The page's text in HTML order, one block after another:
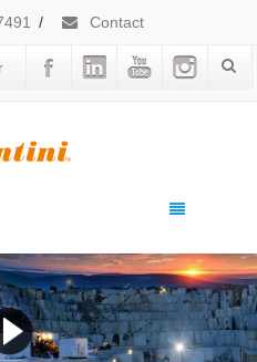
/ Contact